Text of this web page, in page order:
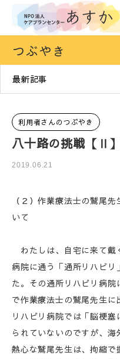
つぶやき
最新記事
利用者さんのつぶやき
八十路の挑戦【Ⅱ
2019.06.21
（２）作業療法士の鷲尾
いて
わたしは、自宅に来て戴
病院に通う「通所リハビリ
た。その通所リハビリ病
で作業療法士の鷲尾先生に
リハビリ病院では「脳梗
られていないのですが、
熱心な鷲尾先生は、拘縮